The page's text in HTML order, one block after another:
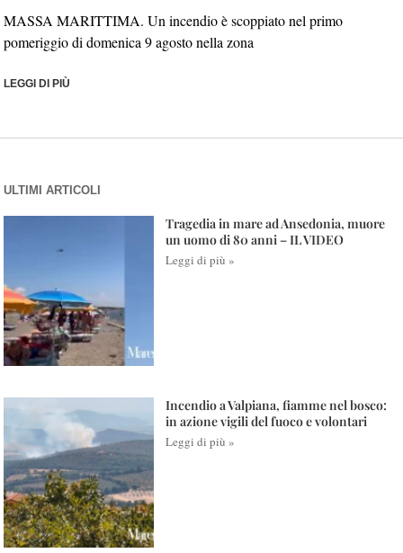
MASSA MARITTIMA. Un incendio è scoppiato nel primo
pomeriggio di domenica 9 agosto nella zona
LEGGI DI PIÙ
ULTIMI ARTICOLI
Tragedia in mare ad Ansedonia, muore
un uomo di 80 anni – IL VIDEO
Leggi di più »
Incendio a Valpiana, fiamme nel bosco:
in azione vigili del fuoco e volontari
Leggi di più »